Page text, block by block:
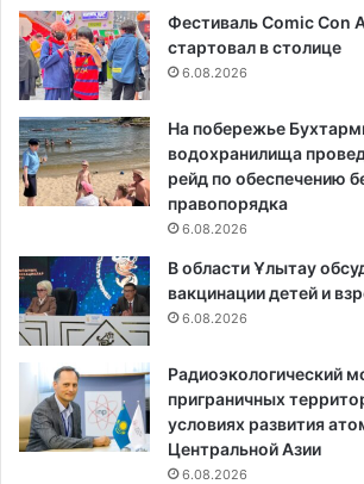
Фестиваль Comic Con
стартовал в столице
6.08.2026
На побережье
водохранилища
рейд по обеспечению
правопорядка
6.08.2026
В области Ұлытау
вакцинации детей и
6.08.2026
Радиоэкологический
приграничных
условиях развития
Центральной Азии
6.08.2026